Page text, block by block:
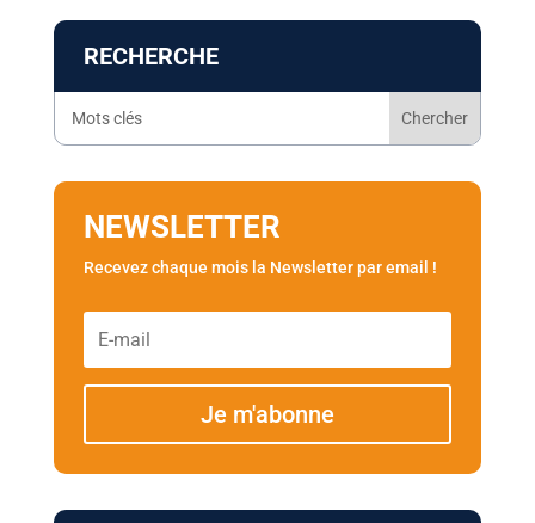
RECHERCHE
NEWSLETTER
Recevez chaque mois la Newsletter par email !
Je m'abonne